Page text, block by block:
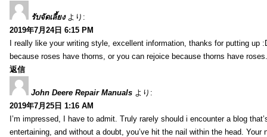
รับจัดเลี้ยง より:
2019年7月24日 6:15 PM
I really like your writing style, excellent information, thanks for putting up
because roses have thorns, or you can rejoice because thorns have
返信
John Deere Repair Manuals より:
2019年7月25日 1:16 AM
I’m impressed, I have to admit. Truly rarely should i encounter a blog
entertaining, and without a doubt, you’ve hit the nail within the head. Your